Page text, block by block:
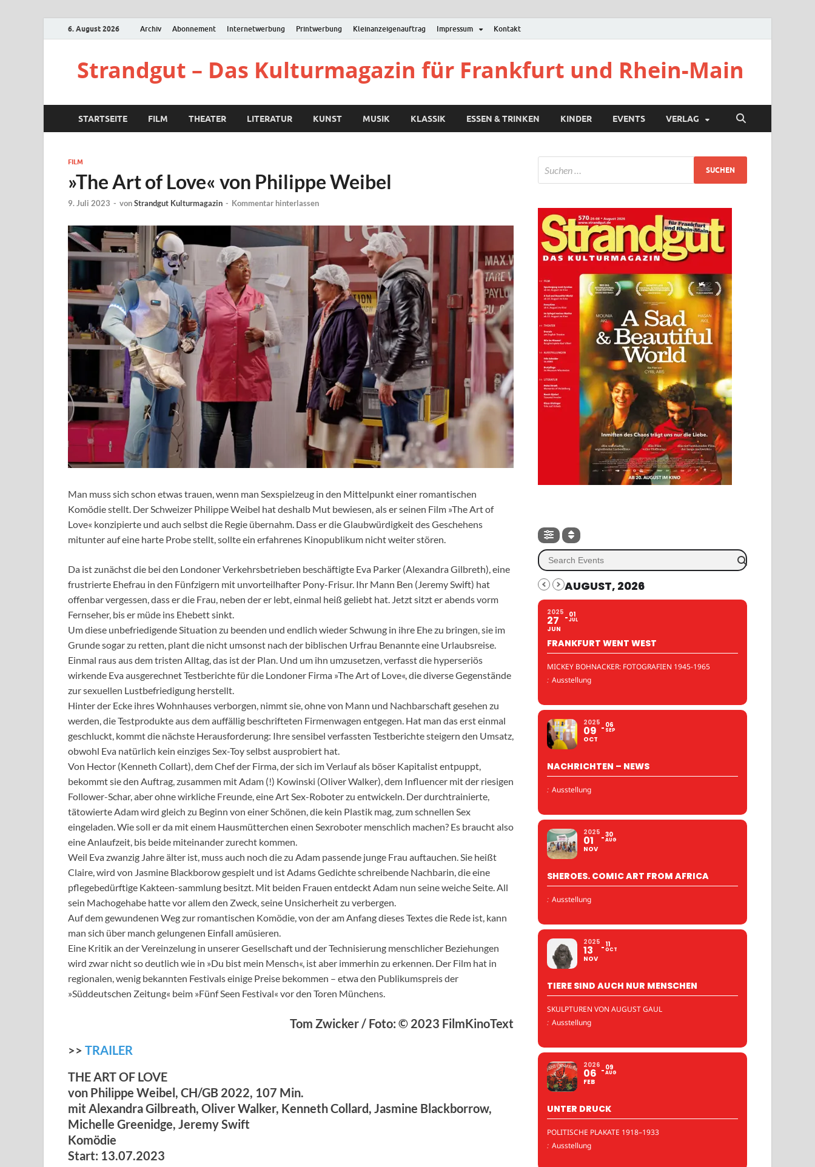
6. August 2026 Archiv Abonnement Internetwerbung Printwerbung Kleinanzeigenauftrag Impressum Kontakt
Strandgut – Das Kulturmagazin für Frankfurt und Rhein-Main
STARTSEITE FILM THEATER LITERATUR KUNST MUSIK KLASSIK ESSEN & TRINKEN KINDER EVENTS VERLAG
FILM
»The Art of Love« von Philippe Weibel
9. Juli 2023 - vonStrandgut Kulturmagazin - Kommentar hinterlassen
Man muss sich schon etwas trauen, wenn man Sexspielzeug in den Mittelpunkt einer romantischen
Komödie stellt. Der Schweizer Philippe Weibel hat deshalb Mut bewiesen, als er seinen Film »The Art of
Love« konzipierte und auch selbst die Regie übernahm. Dass er die Glaubwürdigkeit des Geschehens
mitunter auf eine harte Probe stellt, sollte ein erfahrenes Kinopublikum nicht weiter stören.
Da ist zunächst die bei den Londoner Verkehrsbetrieben beschäftigte Eva Parker (Alexandra Gilbreth), eine
frustrierte Ehefrau in den Fünfzigern mit unvorteilhafter Pony-Frisur. Ihr Mann Ben (Jeremy Swift) hat
offenbar vergessen, dass er die Frau, neben der er lebt, einmal heiß geliebt hat. Jetzt sitzt er abends vorm
Fernseher, bis er müde ins Ehebett sinkt.
Um diese unbefriedigende Situation zu beenden und endlich wieder Schwung in ihre Ehe zu bringen, sie im
Grunde sogar zu retten, plant die nicht umsonst nach der biblischen Urfrau Benannte eine Urlaubsreise.
Einmal raus aus dem tristen Alltag, das ist der Plan. Und um ihn umzusetzen, verfasst die hyperseriös
wirkende Eva ausgerechnet Testberichte für die Londoner Firma »The Art of Love«, die diverse Gegenstände
zur sexuellen Lustbefriedigung herstellt.
Hinter der Ecke ihres Wohnhauses verborgen, nimmt sie, ohne von Mann und Nachbarschaft gesehen zu
werden, die Testprodukte aus dem auffällig beschrifteten Firmenwagen entgegen. Hat man das erst einmal
geschluckt, kommt die nächste Herausforderung: Ihre sensibel verfassten Testberichte steigern den Umsatz,
obwohl Eva natürlich kein einziges Sex-Toy selbst ausprobiert hat.
Von Hector (Kenneth Collart), dem Chef der Firma, der sich im Verlauf als böser Kapitalist entpuppt,
bekommt sie den Auftrag, zusammen mit Adam (!) Kowinski (Oliver Walker), dem Influencer mit der riesigen
Follower-Schar, aber ohne wirkliche Freunde, eine Art Sex-Roboter zu entwickeln. Der durchtrainierte,
tätowierte Adam wird gleich zu Beginn von einer Schönen, die kein Plastik mag, zum schnellen Sex
eingeladen. Wie soll er da mit einem Hausmütterchen einen Sexroboter menschlich machen? Es braucht also
eine Anlaufzeit, bis beide miteinander zurecht kommen.
Weil Eva zwanzig Jahre älter ist, muss auch noch die zu Adam passende junge Frau auftauchen. Sie heißt
Claire, wird von Jasmine Blackborow gespielt und ist Adams Gedichte schreibende Nachbarin, die eine
pflegebedürftige Kakteen-sammlung besitzt. Mit beiden Frauen entdeckt Adam nun seine weiche Seite. All
sein Machogehabe hatte vor allem den Zweck, seine Unsicherheit zu verbergen.
Auf dem gewundenen Weg zur romantischen Komödie, von der am Anfang dieses Textes die Rede ist, kann
man sich über manch gelungenen Einfall amüsieren.
Eine Kritik an der Vereinzelung in unserer Gesellschaft und der Technisierung menschlicher Beziehungen
wird zwar nicht so deutlich wie in »Du bist mein Mensch«, ist aber immerhin zu erkennen. Der Film hat in
regionalen, wenig bekannten Festivals einige Preise bekommen – etwa den Publikumspreis der
»Süddeutschen Zeitung« beim »Fünf Seen Festival« vor den Toren Münchens.
Tom Zwicker / Foto: © 2023 FilmKinoText
>> TRAILER
THE ART OF LOVE
von Philippe Weibel, CH/GB 2022, 107 Min.
mit Alexandra Gilbreath, Oliver Walker, Kenneth Collard, Jasmine Blackborrow,
Michelle Greenidge, Jeremy Swift
Komödie
Start: 13.07.2023
AUGUST, 2026
2025
27
JUN
01
JUL
FRANKFURT WENT WEST
MICKEY BOHNACKER: FOTOGRAFIEN 1945-1965
: Ausstellung
2025
09
OCT
06
SEP
NACHRICHTEN – NEWS
: Ausstellung
2025
01
NOV
30
AUG
SHEROES. COMIC ART FROM AFRICA
: Ausstellung
2025
13
NOV
11
OCT
TIERE SIND AUCH NUR MENSCHEN
SKULPTUREN VON AUGUST GAUL
: Ausstellung
2026
06
FEB
09
AUG
UNTER DRUCK
POLITISCHE PLAKATE 1918–1933
: Ausstellung